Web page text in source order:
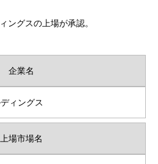
ングスの上場が承認。
企業名
ィングス
上場市場名